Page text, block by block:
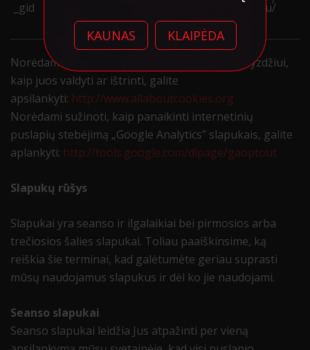
KAUNAS KLAIPĖDA
_gid
Analytics” siekiant
atpažinti Asmenį.
puslapį metu/
2 dienos
Norėdami daugiau sužinoti apie slapukus, pavyzdžiui,
kaip juos valdyti ar ištrinti, galite
apsilankyti: http://www.allaboutcookies.org
Norėdami sužinoti, kaip panaikinti internetinių
puslapių stebėjimą „Google Analytics” slapukais, galite
aplankyti: http://tools.google.com/dlpage/gaoptout
Slapukų rūšys
Slapukai yra seanso ir ilgalaikiai bei pirmosios arba
trečiosios šalies slapukai. Toliau paaiškinsime, ką
reiškia šie terminai, kad galėtumėte geriau suprasti
mūsų naudojamus slapukus ir dėl ko jie naudojami.
Seanso slapukai
Seanso slapukai leidžia Jus atpažinti per vieną